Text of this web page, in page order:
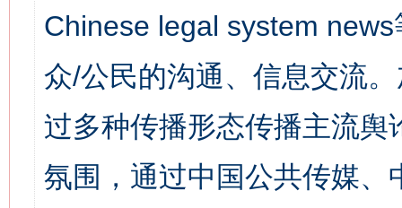
Chinese legal system
众/公民的沟通、信息交流
过多种传播形态传播主流
氛围，通过中国公共传媒